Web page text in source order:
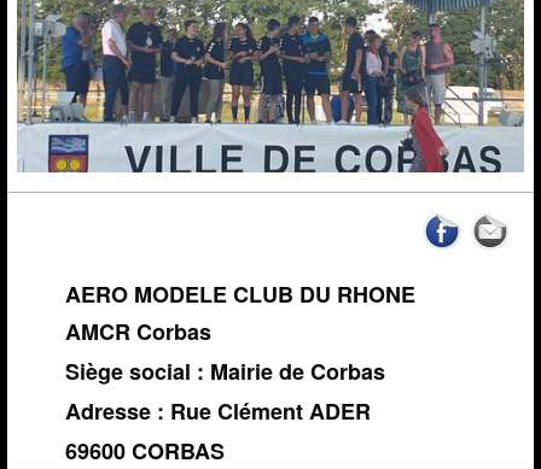
Calendrier Régional
Actualités▼
Météo Corbas
Espace réservé Adhérents
Vidéos-Sites
Archives
AERO MODELE CLUB DU RHONE
AMCR Corbas
Siège social : Mairie de Corbas
Adresse : Rue Clément ADER
69600 CORBAS